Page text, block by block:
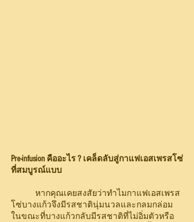
Pre-infusion คืออะไร ? เคล็ดลับสู่กาแฟเอสเพรสโซ่
ที่สมบูรณ์แบบ
โซ่บางแก้วจึงมีรสชาตินุ่มนวลและกลมกล่อม
ในขณะที่บางแก้วกลับมีรสชาติที่ไม่อิ่มตัวหรือ